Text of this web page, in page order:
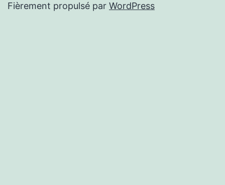
Fièrement propulsé par WordPress